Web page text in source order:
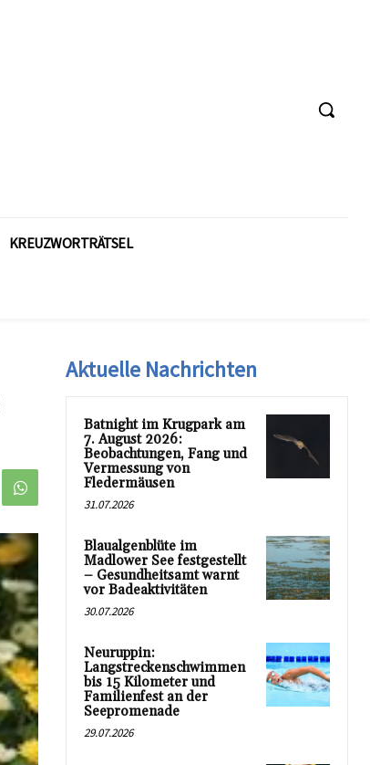
KREUZWORTRÄTSEL
Aktuelle Nachrichten
Batnight im Krugpark am
7. August 2026:
Beobachtungen, Fang und
Vermessung von
Fledermäusen
31.07.2026
Blaualgenblüte im
Madlower See festgestellt
– Gesundheitsamt warnt
vor Badeaktivitäten
30.07.2026
Neuruppin:
Langstreckenschwimmen
bis 15 Kilometer und
Familienfest an der
Seepromenade
29.07.2026